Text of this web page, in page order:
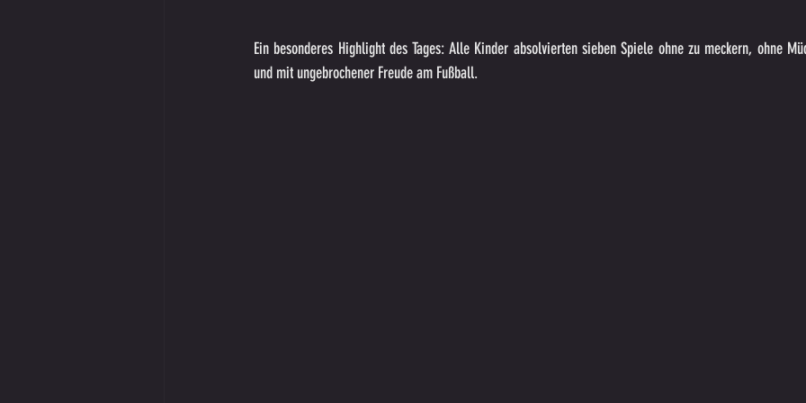
Ein besonderes Highlight des Tages: Alle Kinder absolvierten sieben Spiele ohne zu meckern, ohne
und mit ungebrochener Freude am Fußball.